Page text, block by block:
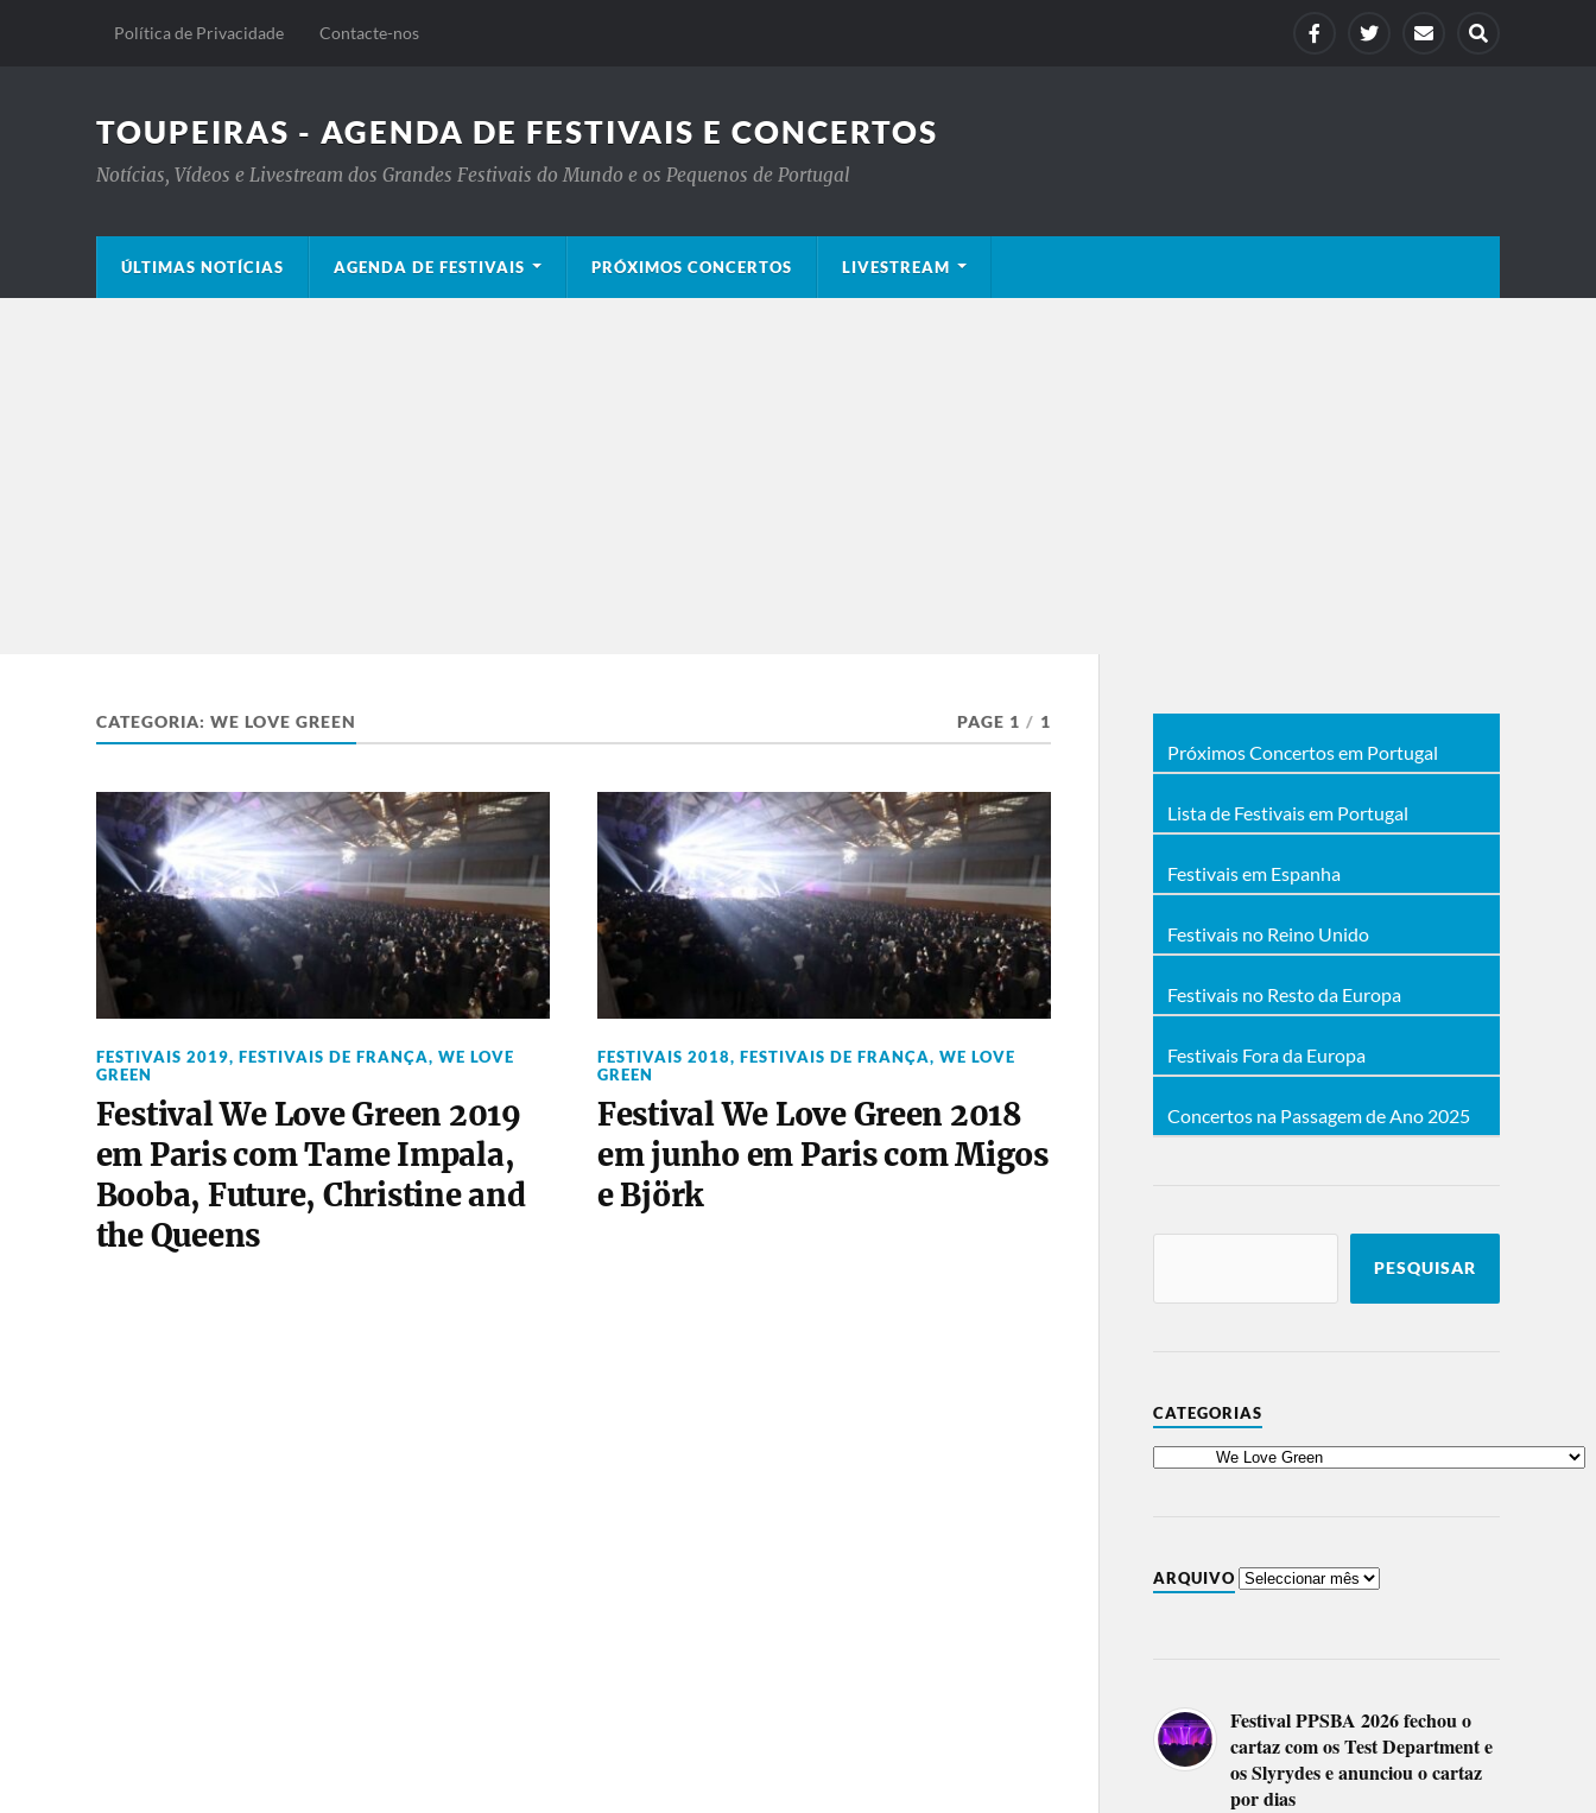
Política de Privacidade Contacte-nos
TOUPEIRAS - AGENDA DE FESTIVAIS E CONCERTOS
Notícias, Vídeos e Livestream dos Grandes Festivais do Mundo e os Pequenos de Portugal
ÚLTIMAS NOTÍCIAS AGENDA DE FESTIVAIS PRÓXIMOS CONCERTOS LIVESTREAM
CATEGORIA: WE LOVE GREEN PAGE 1 / 1
FESTIVAIS 2019, FESTIVAIS DE FRANÇA, WE LOVE
GREEN
Festival We Love Green 2019
em Paris com Tame Impala,
Booba, Future, Christine and
the Queens
FESTIVAIS 2018, FESTIVAIS DE FRANÇA, WE LOVE
GREEN
Festival We Love Green 2018
em junho em Paris com Migos
e Björk
Próximos Concertos em Portugal
Lista de Festivais em Portugal
Festivais em Espanha
Festivais no Reino Unido
Festivais no Resto da Europa
Festivais Fora da Europa
Concertos na Passagem de Ano 2025
PESQUISAR
CATEGORIAS
ARQUIVO
Festival PPSBA 2026 fechou o
cartaz com os Test Department e
os Slyrydes e anunciou o cartaz
por dias